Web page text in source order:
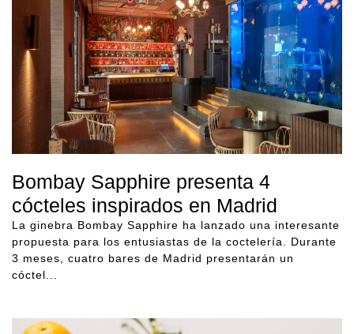
Bombay Sapphire presenta 4
cócteles inspirados en Madrid
La ginebra Bombay Sapphire ha lanzado una interesante
propuesta para los entusiastas de la coctelería. Durante
3 meses, cuatro bares de Madrid presentarán un
cóctel...